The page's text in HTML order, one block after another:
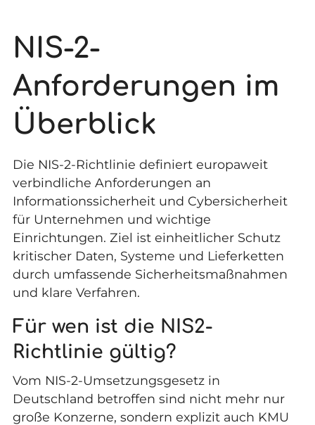
NIS-2-
Anforderungen im
Überblick
Die NIS-2-Richtlinie definiert europaweit
verbindliche Anforderungen an
Informationssicherheit und Cybersicherheit
für Unternehmen und wichtige
Einrichtungen. Ziel ist einheitlicher Schutz
kritischer Daten, Systeme und Lieferketten
durch umfassende Sicherheitsmaßnahmen
und klare Verfahren.
Für wen ist die NIS2-
Richtlinie gültig?
Vom NIS-2-Umsetzungsgesetz in
Deutschland betroffen sind nicht mehr nur
große Konzerne, sondern explizit auch KMU